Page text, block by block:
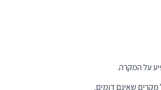
על המקרה.
מקרים שאינם דומים.